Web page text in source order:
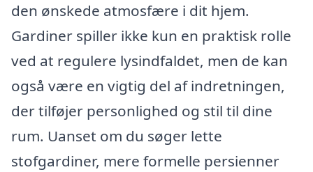
den ønskede atmosfære i dit hjem.
Gardiner spiller ikke kun en praktisk rolle
ved at regulere lysindfaldet, men de kan
også være en vigtig del af indretningen,
der tilføjer personlighed og stil til dine
rum. Uanset om du søger lette
stofgardiner, mere formelle persienner